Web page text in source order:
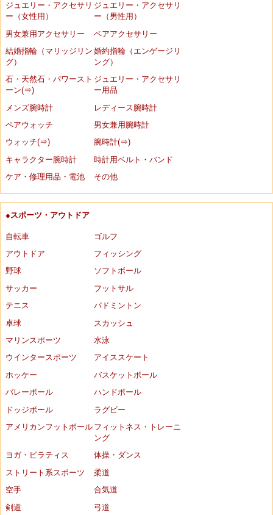
ジュエリー・アクセサリ
ー（女性用）
ジュエリー・アクセサリ
ー（男性用）
男女兼用アクセサリー
ペアアクセサリー
結婚指輪（マリッジリン
グ）
婚約指輪（エンゲージリ
ング）
石・天然石・パワースト
ーン(⇒)
ジュエリー・アクセサリ
ー用品
メンズ腕時計
レディース腕時計
ペアウォッチ
男女兼用腕時計
ウォッチ(⇒)
腕時計(⇒)
キャラクター腕時計
時計用ベルト・バンド
ケア・修理用品・電池
その他
●スポーツ・アウトドア
自転車
ゴルフ
アウトドア
フィッシング
野球
ソフトボール
サッカー
フットサル
テニス
バドミントン
卓球
スカッシュ
マリンスポーツ
水泳
ウインタースポーツ
アイススケート
ホッケー
バスケットボール
バレーボール
ハンドボール
ドッジボール
ラグビー
アメリカンフットボール フィットネス・トレーニ
ング
ヨガ・ピラティス
体操・ダンス
ストリート系スポーツ
柔道
空手
合気道
剣道
弓道